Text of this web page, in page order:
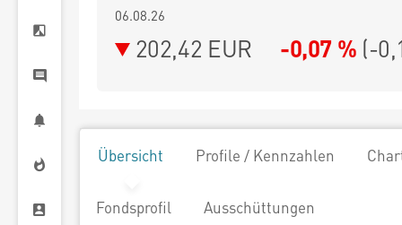
06.08.26
202,42 EUR -0,07 % (-
Übersicht Profile / Kennzahlen
Fondsprofil Ausschüttungen